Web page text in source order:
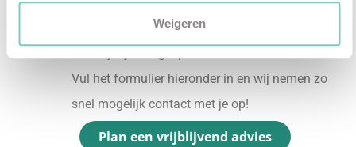
Weigeren
Ontdek welk advies het beste bij jou past met
Vul het formulier hieronder in en wij nemen zo
snel mogelijk contact met je op!
Plan een vrijblijvend advies